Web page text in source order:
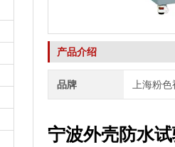
产品介绍
品牌 上海粉
宁波外壳防水